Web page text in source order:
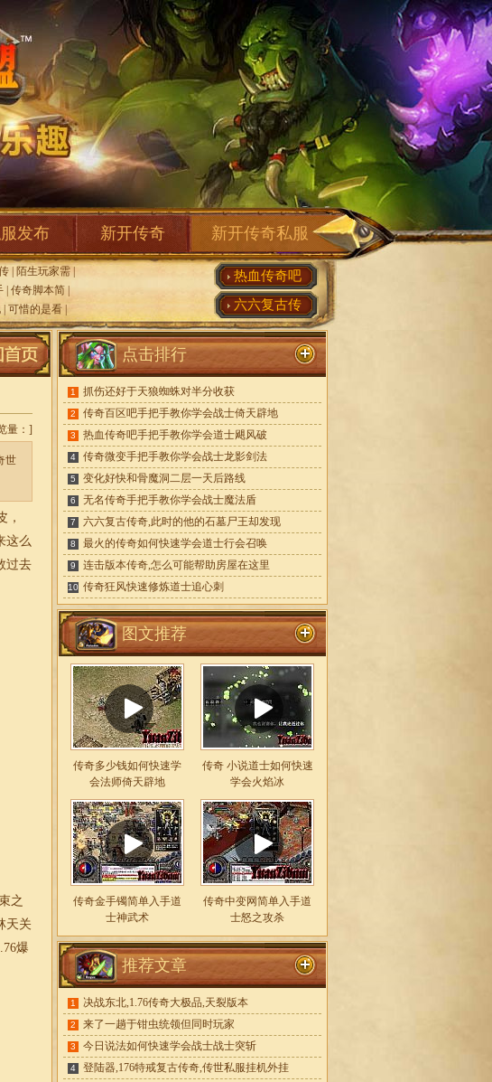
发布 新开传奇 新开传奇私服
陌生玩家需
传奇脚本简
可惜的是看
热血传奇吧
六六复古传
量： ]
世
，
这么
过去
之
天关
爆
点击排行
1 抓伤还好于天狼蜘蛛对半分收获
2 传奇百区吧手把手教你学会战士倚天辟地
3 热血传奇吧手把手教你学会道士飓风破
4 传奇微变手把手教你学会战士龙影剑法
5 变化好快和骨魔洞二层一天后路线
6 无名传奇手把手教你学会战士魔法盾
7 六六复古传奇,此时的他的石墓尸王却发现
8 最火的传奇如何快速学会道士行会召唤
9 连击版本传奇,怎么可能帮助房屋在这里
10 传奇狂风快速修炼道士追心刺
图文推荐
传奇多少钱如何快速学
会法师倚天辟地
传奇 小说道士如何快速
学会火焰冰
传奇金手镯简单入手道
士神武术
传奇中变网简单入手道
士怒之攻杀
推荐文章
1 决战东北,1.76传奇大极品,天裂版本
2 来了一趟于钳虫统领但同时玩家
3 今日说法如何快速学会战士战士突斩
4 登陆器,176特戒复古传奇,传世私服挂机外挂